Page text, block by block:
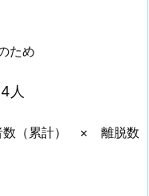
ため
人
数（累計） × 離脱数